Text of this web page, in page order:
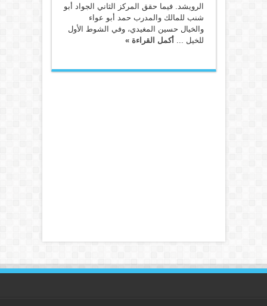
الرويشد. فيما حقق المركز الثاني الجواد أبو
شنب للمالك والمدرب حمد أبو عواء
والخيال حسين المغيدي، وفي الشوط الأول
للخيل ... أكمل القراءة »